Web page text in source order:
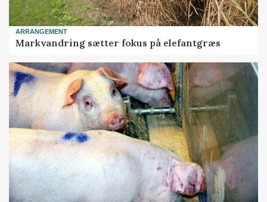
ARRANGEMENT
Markvandring sætter fokus på elefantgræs